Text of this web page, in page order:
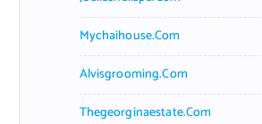
Mychaihouse.com
Alvisgrooming.com
Thegeorginaestate.com